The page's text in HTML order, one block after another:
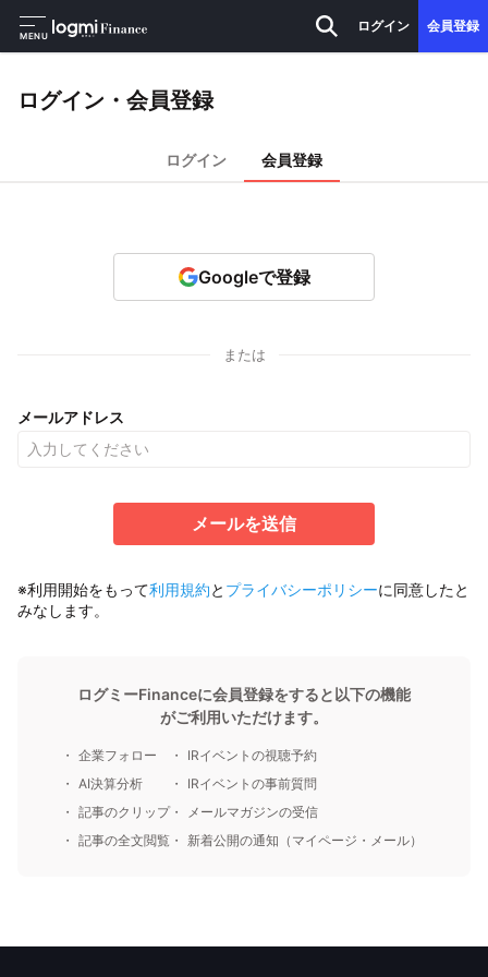
MENU
ログイン 会員登録
ログイン・会員登録
ログイン 会員登録
Googleで登録
または
メールアドレス
メールを送信
※利用開始をもって利用規約と プライバシーポリシーに同意したと
みなします。
ログミーFinanceに会員登録をすると以下の機能
がご利用いただけます。
企業フォロー
AI決算分析
記事のクリップ
記事の全文閲覧
IRイベントの視聴予約
IRイベントの事前質問
メールマガジンの受信
新着公開の通知（マイページ・メール）